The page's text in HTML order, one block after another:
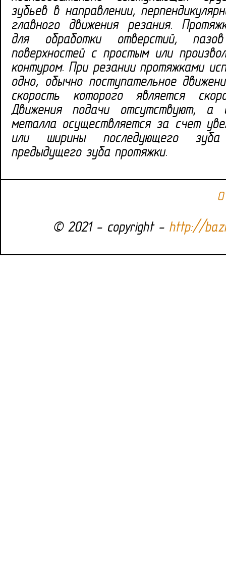
зубьев в направлении,
главного движения резания.
для обработки отверстий,
поверхностей с простым или
контуром. При резании протяжками
одно, обычно поступательное
скорость которого является
Движения подачи отсутствуют, а
металла осуществляется за счет
или ширины последующего зуба
предыдущего зуба протяжки.
О
© 2021 - copyright - http://